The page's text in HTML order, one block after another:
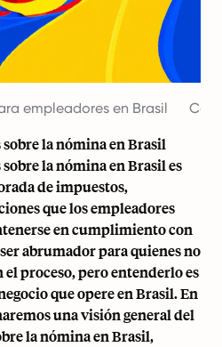
empleadores en Brasil
la nómina en Brasil
la nómina en Brasil es
de impuestos,
que los empleadores
en cumplimiento con
abrumador para quienes no
proceso, pero entenderlo es
que opere en Brasil. En
una visión general del
la nómina en Brasil,